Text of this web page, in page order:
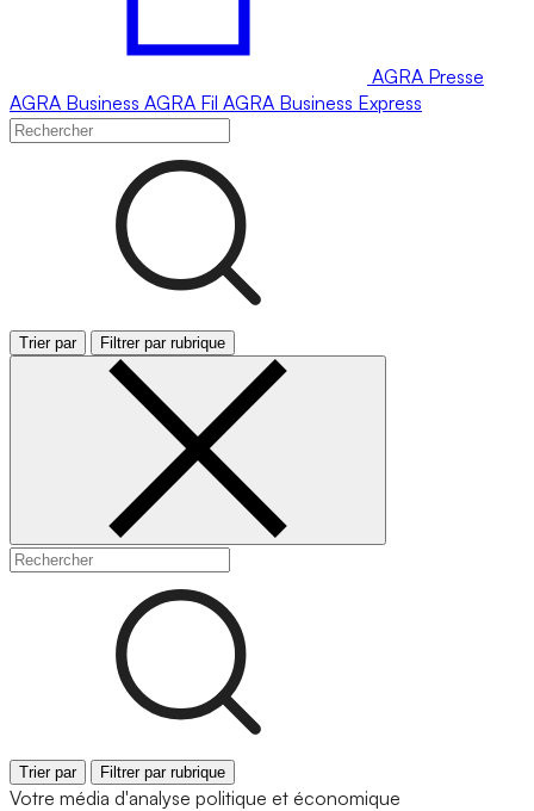
AGRA Presse
AGRA Business AGRA Fil AGRA Business Express
Trier par Filtrer par rubrique
Trier par Filtrer par rubrique
Votre média d'analyse politique et économique